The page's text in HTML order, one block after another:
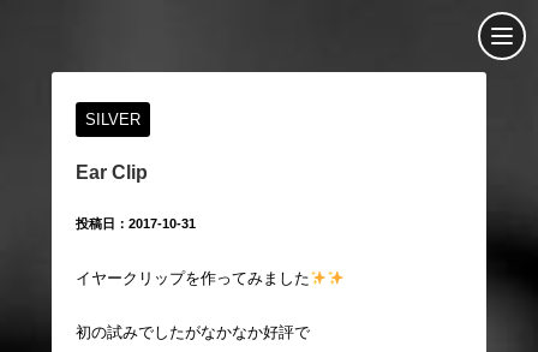
SILVER
Ear Clip
投稿日：2017-10-31
イヤークリップを作ってみました
初の試みでしたがなかなか好評で